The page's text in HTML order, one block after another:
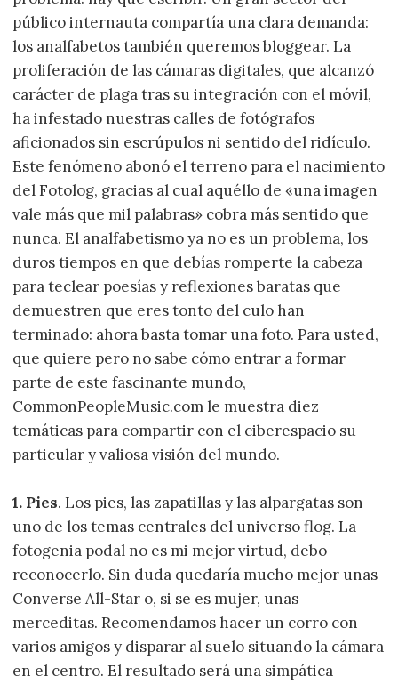
público internauta compartía una clara demanda:
los analfabetos también queremos bloggear. La
proliferación de las cámaras digitales, que alcanzó
carácter de plaga tras su integración con el móvil,
ha infestado nuestras calles de fotógrafos
aficionados sin escrúpulos ni sentido del ridículo.
Este fenómeno abonó el terreno para el nacimiento
del Fotolog, gracias al cual aquéllo de «una imagen
vale más que mil palabras» cobra más sentido que
nunca. El analfabetismo ya no es un problema, los
duros tiempos en que debías romperte la cabeza
para teclear poesías y reflexiones baratas que
demuestren que eres tonto del culo han
terminado: ahora basta tomar una foto. Para usted,
que quiere pero no sabe cómo entrar a formar
parte de este fascinante mundo,
CommonPeopleMusic.com le muestra diez
temáticas para compartir con el ciberespacio su
particular y valiosa visión del mundo.
1. Pies. Los pies, las zapatillas y las alpargatas son
uno de los temas centrales del universo flog. La
fotogenia podal no es mi mejor virtud, debo
reconocerlo. Sin duda quedaría mucho mejor unas
Converse All-Star o, si se es mujer, unas
merceditas. Recomendamos hacer un corro con
varios amigos y disparar al suelo situando la cámara
en el centro. El resultado será una simpática